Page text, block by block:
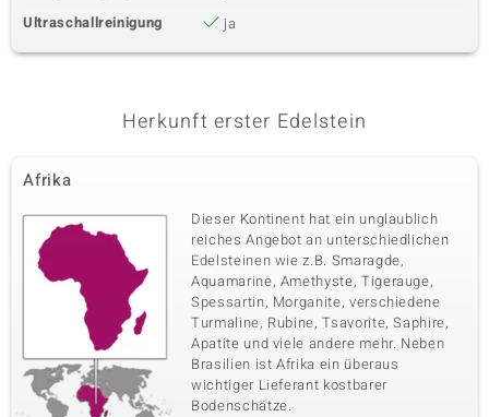
Ultraschallreinigung
ja
Herkunft erster Edelstein
Afrika
Dieser Kontinent hat ein unglaublich
reiches Angebot an unterschiedlichen
Edelsteinen wie z.B. Smaragde,
Aquamarine, Amethyste, Tigerauge,
Spessartin, Morganite, verschiedene
Turmaline, Rubine, Tsavorite, Saphire,
Apatite und viele andere mehr. Neben
Brasilien ist Afrika ein überaus
wichtiger Lieferant kostbarer
Bodenschätze.